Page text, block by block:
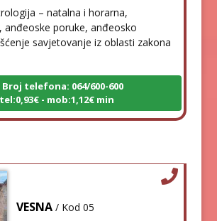
– natalna i horarna,
anđeoske poruke, anđeosko
savjetovanje iz oblasti zakona
Broj telefona: 064/600-600
tel:0,93€ - mob:1,12€ min
VESNA / Kod 05